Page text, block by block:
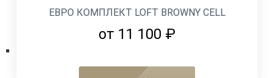
ЕВРО КОМПЛЕКТ LOFT BROWNY CELL
от 11 100 ₽